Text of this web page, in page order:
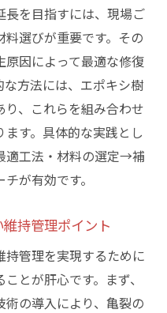
長を目指すには、現場ご
選びが重要です。その
因によって最適な修復
方法には、エポキシ樹
、これらを組み合わせ
す。具体的な実践とし
工法・材料の選定→補
が有効です。
持管理ポイント
持管理を実現するために
とが肝心です。まず、
の導入により、亀裂の